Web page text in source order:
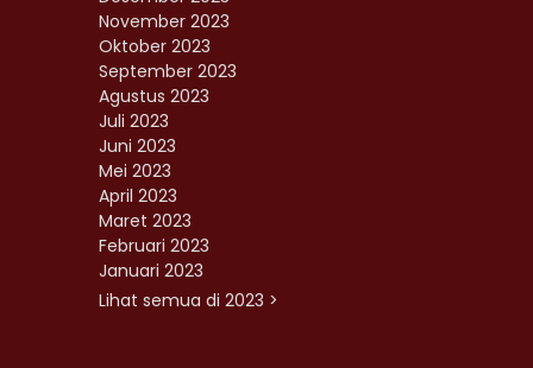
November 2023
Oktober 2023
September 2023
Agustus 2023
Juli 2023
Juni 2023
Mei 2023
April 2023
Maret 2023
Februari 2023
Januari 2023
Lihat semua di 2023 >